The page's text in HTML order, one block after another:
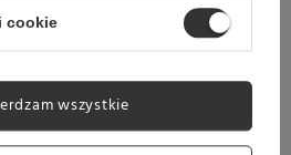
trzeba ją stale mieszać tak
i osiągnęła odpowiednią
po 25g
cookie
wszystkie